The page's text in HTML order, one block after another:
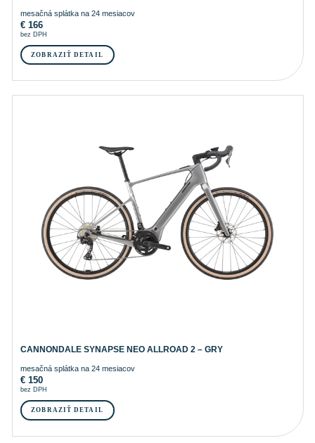
mesačná splátka na 24 mesiacov
€166
bez DPH
ZOBRAZIŤ DETAIL
CANNONDALE SYNAPSE NEO ALLROAD 2 – GRY
mesačná splátka na 24 mesiacov
€150
bez DPH
ZOBRAZIŤ DETAIL